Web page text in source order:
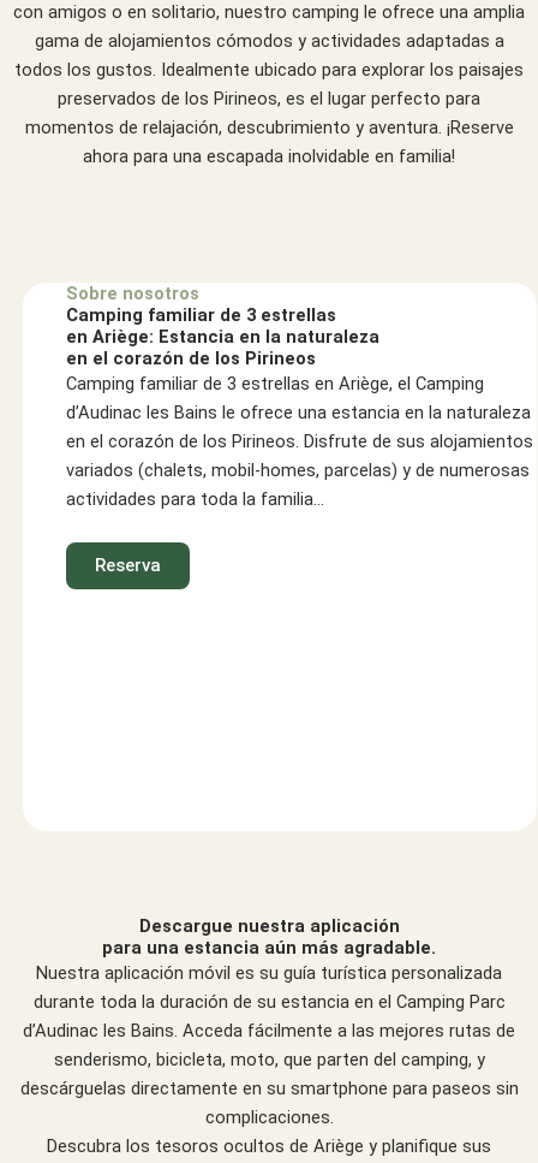
con amigos o en solitario, nuestro camping le ofrece una amplia
gama de alojamientos cómodos y actividades adaptadas a
todos los gustos. Idealmente ubicado para explorar los paisajes
preservados de los Pirineos, es el lugar perfecto para
momentos de relajación, descubrimiento y aventura. ¡Reserve
ahora para una escapada inolvidable en familia!
Sobre nosotros
Camping familiar de 3 estrellas
en Ariège: Estancia en la naturaleza
en el corazón de los Pirineos
Camping familiar de 3 estrellas en Ariège, el Camping
d’Audinac les Bains le ofrece una estancia en la naturaleza
en el corazón de los Pirineos. Disfrute de sus alojamientos
variados (chalets, mobil-homes, parcelas) y de numerosas
actividades para toda la familia…
Reserva
Descargue nuestra aplicación
para una estancia aún más agradable.
Nuestra aplicación móvil es su guía turística personalizada
durante toda la duración de su estancia en el Camping Parc
d’Audinac les Bains. Acceda fácilmente a las mejores rutas de
senderismo, bicicleta, moto, que parten del camping, y
descárguelas directamente en su smartphone para paseos sin
complicaciones.
Descubra los tesoros ocultos de Ariège y planifique sus